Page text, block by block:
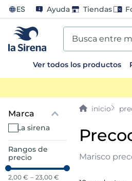
ES Ayuda Tiendas
Busca entre
Ver todos los productos
Marca
la sirena
Rangos de
precio
2,00 € – 23,00 €
Marisco
TÉRMINOS MÁS BUSCADOS
1. helados sirena
2. gambas
3. patatas
4. gamba